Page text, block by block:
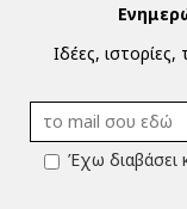
Ιδέες,
Έχω διαβάσει